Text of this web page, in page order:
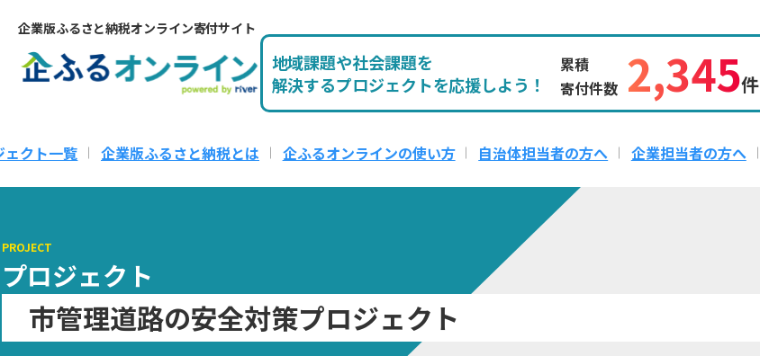
企業版ふるさと納税オンライン寄付サイト
地域課題や社会課題を
解決するプロジェクトを応援しよう！
累積
寄付件数 2,345件
ェクト一覧 企業版ふるさと納税とは 企ふるオンラインの使い方 自治体担当者の方へ 企業担当者の方へ
PROJECT
プロジェクト
市管理道路の安全対策プロジェクト